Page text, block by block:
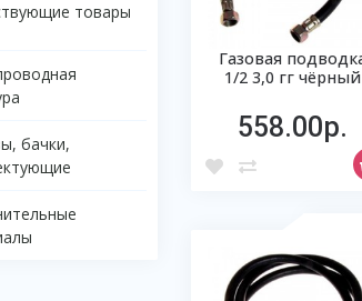
товары
бачки,
Газовая
1/2 3,0 гг чёрный
558.00р.